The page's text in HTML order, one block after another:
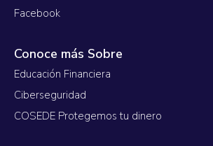
Facebook
Conoce más Sobre
Educación Financiera
Ciberseguridad
COSEDE Protegemos tu dinero